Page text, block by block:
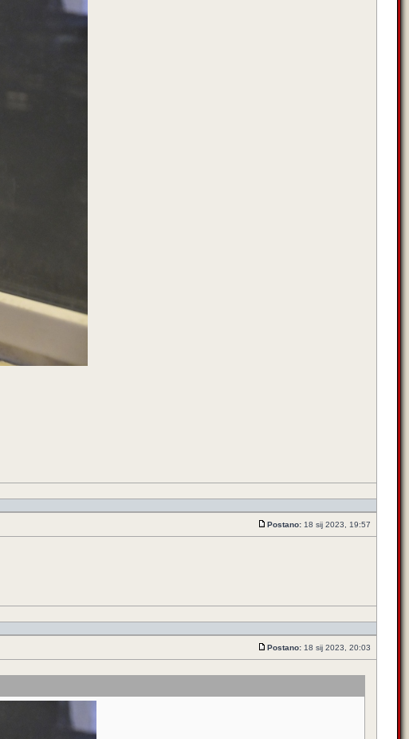
Postano: 18 sij 2023, 19:57
Postano: 18 sij 2023, 20:03